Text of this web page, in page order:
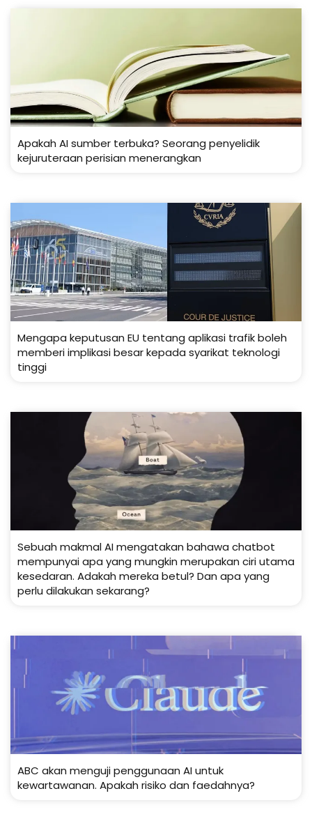
Apakah AI sumber terbuka? Seorang penyelidik
kejuruteraan perisian menerangkan
Mengapa keputusan EU tentang aplikasi trafik boleh
memberi implikasi besar kepada syarikat teknologi
tinggi
Sebuah makmal AI mengatakan bahawa chatbot
mempunyai apa yang mungkin merupakan ciri utama
kesedaran. Adakah mereka betul? Dan apa yang
perlu dilakukan sekarang?
ABC akan menguji penggunaan AI untuk
kewartawanan. Apakah risiko dan faedahnya?